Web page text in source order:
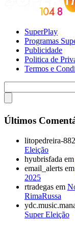
SuperPlay
Programas
Publicidade
Politica de
Termos e
Últimos
litopedreira-
Eleição
hyubrisfada em
email_alerts em
2025
rtradegas em
RimaRussa
Super Eleição